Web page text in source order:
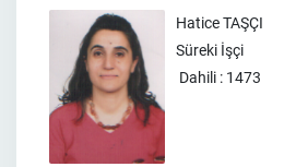
Hatice TAŞÇI
Süreki İşçi
Dahili : 1473